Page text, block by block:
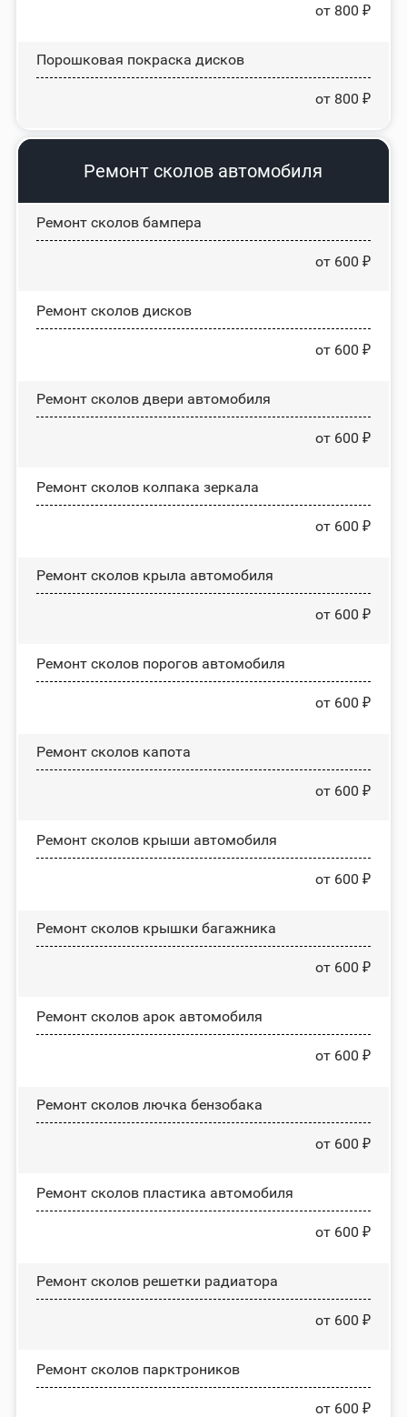
от 800 ₽
Порошковая покраска дисков
от 800 ₽
Ремонт сколов автомобиля
Ремонт сколов бампера
от 600 ₽
Ремонт сколов дисков
от 600 ₽
Ремонт сколов двери автомобиля
от 600 ₽
Ремонт сколов колпака зеркала
от 600 ₽
Ремонт сколов крыла автомобиля
от 600 ₽
Ремонт сколов порогов автомобиля
от 600 ₽
Ремонт сколов капота
от 600 ₽
Ремонт сколов крыши автомобиля
от 600 ₽
Ремонт сколов крышки багажника
от 600 ₽
Ремонт сколов арок автомобиля
от 600 ₽
Ремонт сколов лючка бензобака
от 600 ₽
Ремонт сколов пластика автомобиля
от 600 ₽
Ремонт сколов решетки радиатора
от 600 ₽
Ремонт сколов парктроников
от 600 ₽